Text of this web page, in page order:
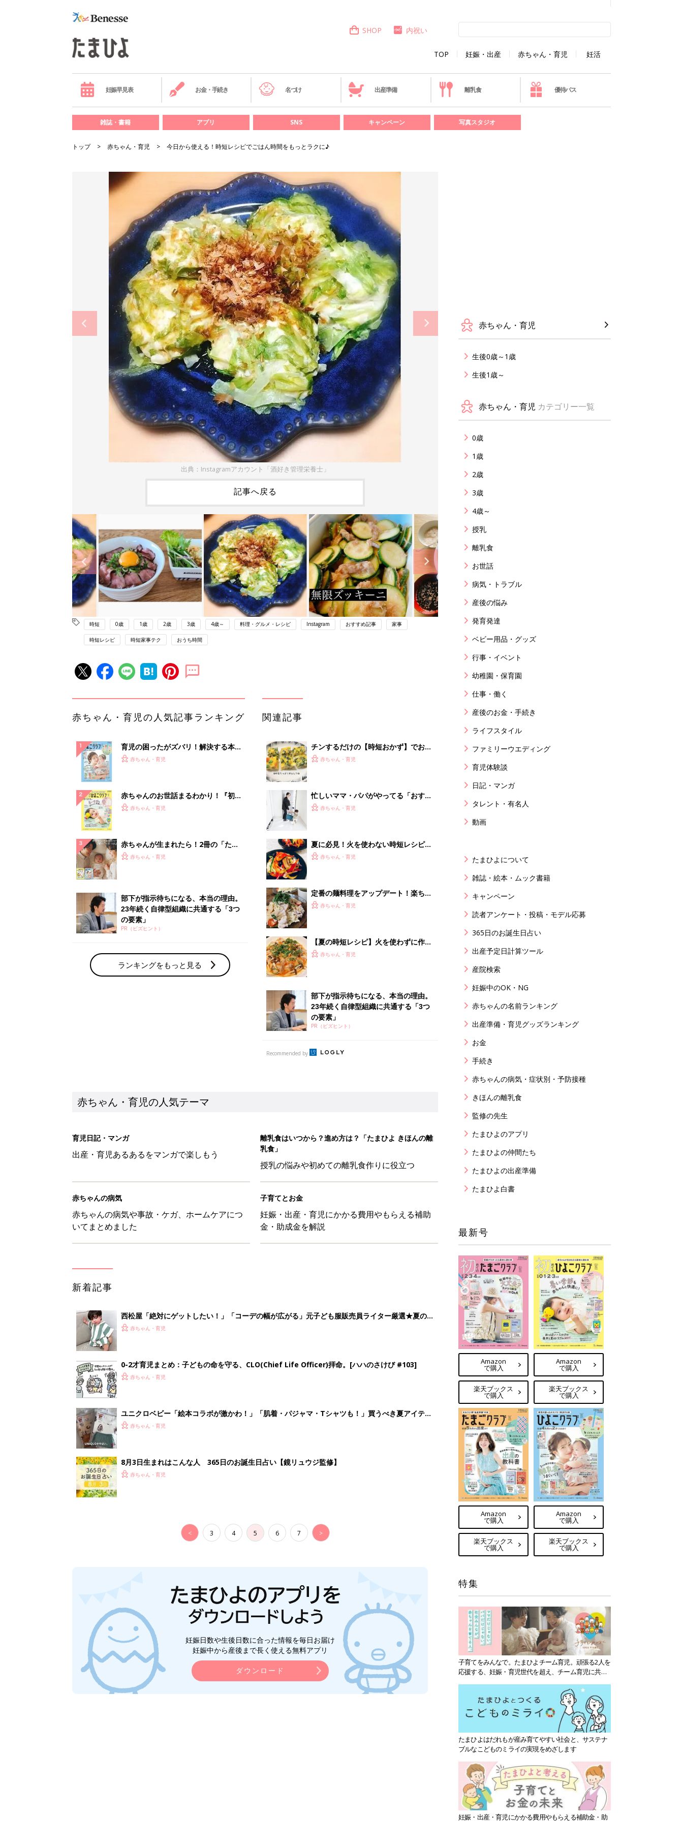
TOP 妊娠・出産 赤ちゃん・育児 妊活
SHOP 内祝い
妊娠早見表 お金・手続き 名づけ 出産準備 離乳食 優待パス
雑誌・書籍 アプリ SNS キャンペーン 写真スタジオ
トップ 赤ちゃん・育児 今日から使える！時短レシピでごはん時間をもっとラクに♪
出典：Instagramアカウント「酒好き管理栄養士」
記事へ戻る
時短 0歳 1歳 2歳 3歳 4歳～ 料理・グルメ・レシピ Instagram おすすめ記事 家事
時短レシピ 時短家事テク おうち時間
赤ちゃん・育児の人気記事ランキング
育児の困ったがズバリ！解決する本
『ひよこクラブ 夏号』 4カ月～2才
赤ちゃん・育児
赤ちゃんのお世話まるわかり！『初め
てのひよこクラブ 夏号』〈巻頭大特
解決テク
赤ちゃん・育児
赤ちゃんが生まれたら！2冊の「たま
ひよ」
赤ちゃん・育児
部下が指示待ちになる、本当の理由。
23年続く自律型組織に共通する「3つ
の要素」
PR（ビズヒント）
ランキングをもっと見る
関連記事
チンするだけの【時短おかず】でおう
ちご飯を楽しちゃお♪
赤ちゃん・育児
忙しいママ・パパがやってる「おすす
め家事時短テク」
赤ちゃん・育児
夏に必見！火を使わない時短レシピで
涼しくおいしく
赤ちゃん・育児
定番の麺料理をアップデート！楽ちん
アレンジレシピ5選
赤ちゃん・育児
【夏の時短レシピ】火を使わずに作れ
るお手軽おかず集
赤ちゃん・育児
部下が指示待ちになる、本当の理由。
23年続く自律型組織に共通する「3つ
の要素」
PR（ビズヒント）
Recommended by
赤ちゃん・育児の人気テーマ
育児日記・マンガ
出産・育児あるあるをマンガで楽しもう
離乳食はいつから？進め方は？「たまひよ きほんの離
乳食」
授乳の悩みや初めての離乳食作りに役立つ
赤ちゃんの病気
赤ちゃんの病気や事故・ケガ、ホームケアにつ
いてまとめました
子育てとお金
妊娠・出産・育児にかかる費用やもらえる補助
金・助成金を解説
新着記事
西松屋「絶対にゲットしたい！」「コーデの幅が広がる」元子ども服販売員ライター厳選★夏のバ
ズりアイテム5選
赤ちゃん・育児
0-2才育児まとめ：子どもの命を守る、CLO(Chief Life Officer)拝命。[ハハのさけび #103]
赤ちゃん・育児
ユニクロベビー「絵本コラボが激かわ！」「肌着・パジャマ・Tシャツも！」買うべき夏アイテム
5選赤ちゃん・育児
8月3日生まれはこんな人 365日のお誕生日占い【鏡リュウジ監修】
赤ちゃん・育児
< 3 4 5 6 7 >
妊娠日数や生後日数に合った情報を毎日お届け
妊娠中から産後まで長く使える無料アプリ
ダウンロード
赤ちゃん・育児
生後0歳～1歳
生後1歳～
赤ちゃん・育児 カテゴリー一覧
0歳
1歳
2歳
3歳
4歳～
授乳
離乳食
お世話
病気・トラブル
産後の悩み
発育発達
ベビー用品・グッズ
行事・イベント
幼稚園・保育園
仕事・働く
産後のお金・手続き
ライフスタイル
ファミリーウエディング
育児体験談
日記・マンガ
タレント・有名人
動画
たまひよについて
雑誌・絵本・ムック書籍
キャンペーン
読者アンケート・投稿・モデル応募
365日のお誕生日占い
出産予定日計算ツール
産院検索
妊娠中のOK・NG
赤ちゃんの名前ランキング
出産準備・育児グッズランキング
お金
手続き
赤ちゃんの病気・症状別・予防接種
きほんの離乳食
監修の先生
たまひよのアプリ
たまひよの仲間たち
たまひよの出産準備
たまひよ白書
最新号
Amazon
で購入
楽天ブックス
で購入
Amazon
で購入
楽天ブックス
で購入
Amazon
で購入
楽天ブックス
で購入
Amazon
で購入
楽天ブックス
で購入
特集
子育てをみんなで。たまひよチーム育児。頑張る2人を
応援する、妊娠・育児世代を超え、チーム育児に共感
たまひよはだれもが産み育てやすい社会と、サステナ
ブルなこどものミライの実現をめざします
妊娠・出産・育児にかかる費用やもらえる補助金・助